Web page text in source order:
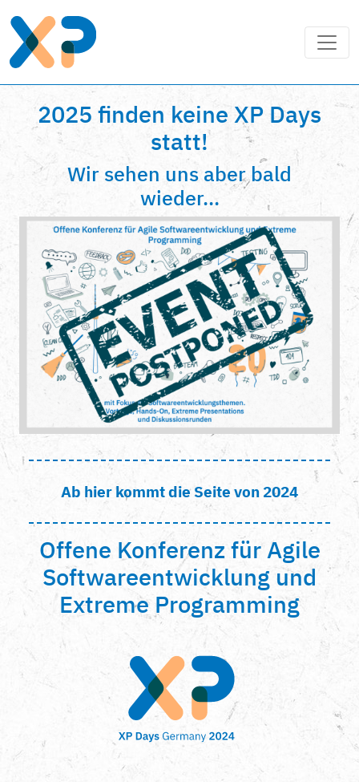
2025 finden keine XP Days
statt!
Wir sehen uns aber bald
wieder...
Ab hier kommt die Seite von 2024
Offene Konferenz für Agile
Softwareentwicklung und
Extreme Programming